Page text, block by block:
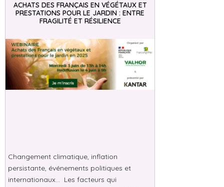
ACHATS DES FRANÇAIS EN VÉGÉTAUX ET
PRESTATIONS POUR LE JARDIN : ENTRE
FRAGILITÉ ET RÉSILIENCE
Changement climatique, inflation
persistante, événements politiques et
internationaux… Les facteurs qui